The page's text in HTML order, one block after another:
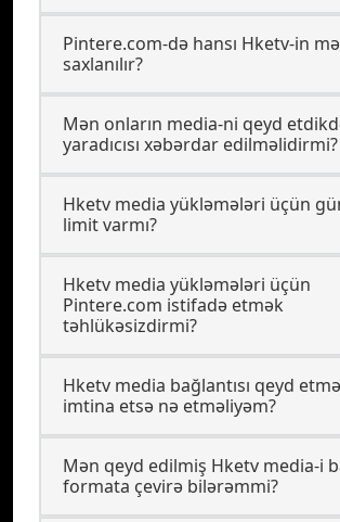
Pintere.com-də hansı Hketv-in
saxlanılır?
Mən onların media-ni qeyd
yaradıcısı xəbərdar edilməlidirmi?
Hketv media yükləmələri üçün
limit varmı?
Hketv media yükləmələri üçün
Pintere.com istifadə etmək
təhlükəsizdirmi?
Hketv media bağlantısı qeyd
imtina etsə nə etməliyəm?
Mən qeyd edilmiş Hketv media-i
formata çevirə bilərəmmi?